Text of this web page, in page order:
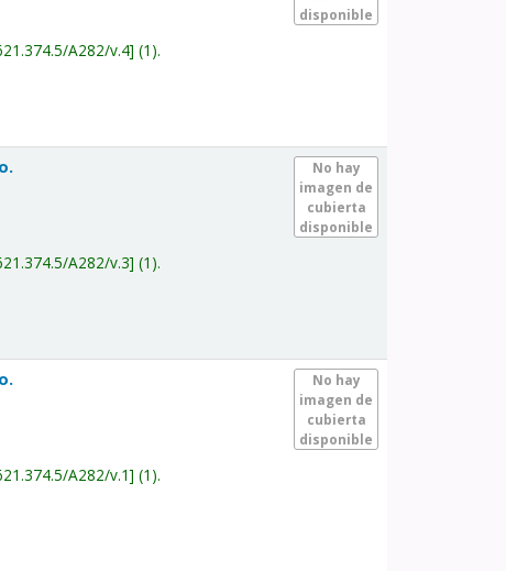
disponible
A282/v.4 (1).
No hay
imagen de
cubierta
disponible
A282/v.3 (1).
No hay
imagen de
cubierta
disponible
A282/v.1 (1).